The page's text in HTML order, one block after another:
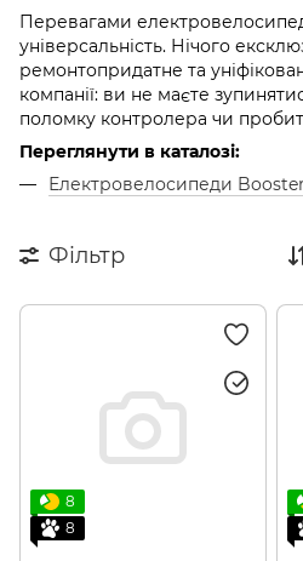
Перевагами
універсальність. Нічого
ремонтопридатне та
компанії: ви не маєте
поломку контролера чи
Переглянути в каталозі:
Електровелосипеди Booster
Фільтр
8
8